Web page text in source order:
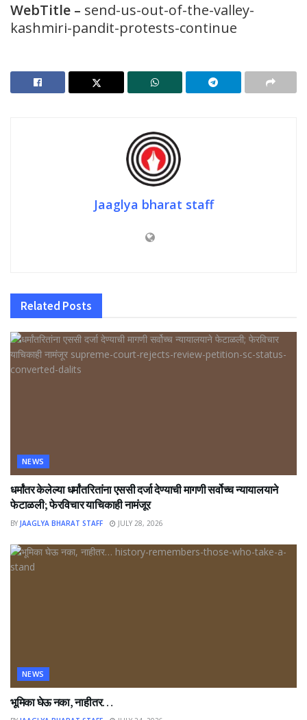
WebTitle – send-us-out-of-the-valley-
kashmiri-pandit-protests-continue
Jaaglya bharat staff
Related Posts
NEWS
धर्मांतर केलेल्या धर्मांतरितांना एससी दर्जा देण्याची मागणी सर्वोच्च न्यायालयाने
फेटाळली; फेरविचार याचिकाही नामंजूर
BY JAAGLYA BHARAT STAFF JULY 28, 2026
NEWS
भूमिका घेऊ नका, नाहीतर…